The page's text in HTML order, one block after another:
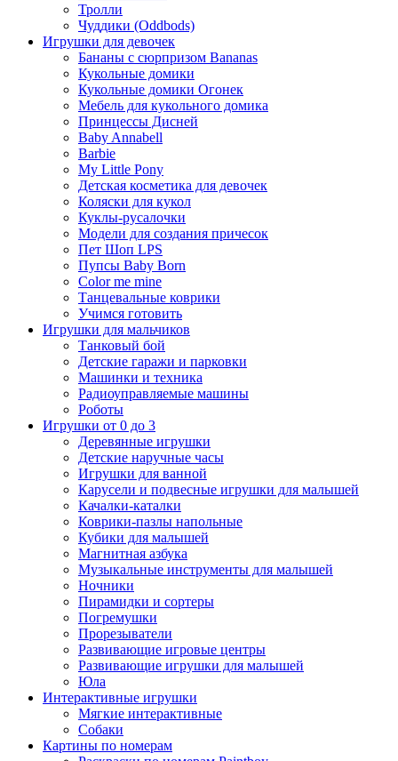
Тролли
Чуддики (Oddbods)
Игрушки для девочек
Бананы с сюрпризом Bananas
Кукольные домики
Кукольные домики Огонек
Мебель для кукольного домика
Принцессы Дисней
Baby Annabell
Barbie
My Little Pony
Детская косметика для девочек
Коляски для кукол
Куклы-русалочки
Модели для создания причесок
Пет Шоп LPS
Пупсы Baby Born
Сolor me mine
Танцевальные коврики
Учимся готовить
Игрушки для мальчиков
Танковый бой
Детские гаражи и парковки
Машинки и техника
Радиоуправляемые машины
Роботы
Игрушки от 0 до 3
Деревянные игрушки
Детские наручные часы
Игрушки для ванной
Карусели и подвесные игрушки для малышей
Качалки-каталки
Коврики-пазлы напольные
Кубики для малышей
Магнитная азбука
Музыкальные инструменты для малышей
Ночники
Пирамидки и сортеры
Погремушки
Прорезыватели
Развивающие игровые центры
Развивающие игрушки для малышей
Юла
Интерактивные игрушки
Мягкие интерактивные
Собаки
Картины по номерам